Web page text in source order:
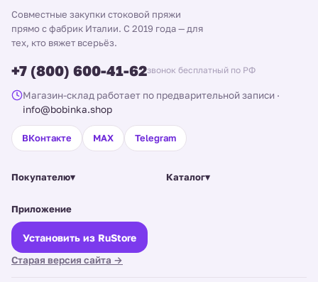
Совместные закупки стоковой пряжи
прямо с фабрик Италии. С 2019 года — для
тех, кто вяжет всерьёз.
+7 (800) 600-41-62звонок бесплатный по РФ
Магазин-склад работает по предварительной записи ·
info@bobinka.shop
ВКонтакте MAX Telegram
Покупателю▾ Каталог▾
Приложение
Установить из RuStore
Старая версия сайта →